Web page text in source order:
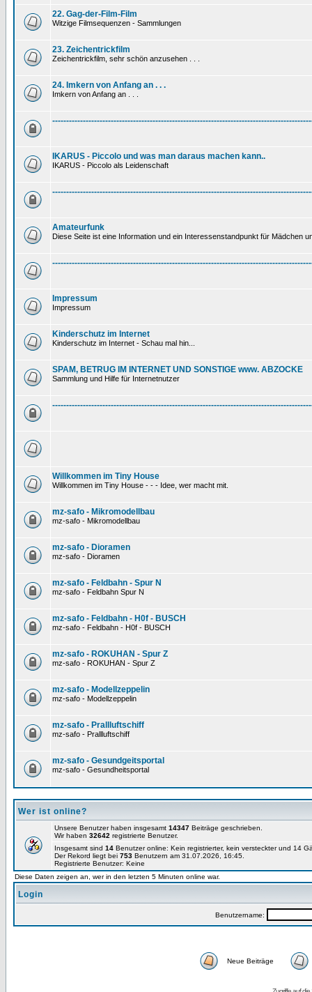
22. Gag-der-Film-Film
Witzige Filmsequenzen - Sammlungen
23. Zeichentrickfilm
Zeichentrickfilm, sehr schön anzusehen . . .
24. Imkern von Anfang an . . .
Imkern von Anfang an . . .
IKARUS - Piccolo und was man daraus machen kann..
IKARUS - Piccolo als Leidenschaft
Amateurfunk
Diese Seite ist eine Information und ein Interessenstandpunkt für Mädchen
Impressum
Impressum
Kinderschutz im Internet
Kinderschutz im Internet - Schau mal hin...
SPAM, BETRUG IM INTERNET UND SONSTIGE www. ABZOCKE
Sammlung und Hilfe für Internetnutzer
Willkommen im Tiny House
Willkommen im Tiny House - - - Idee, wer macht mit.
mz-safo - Mikromodellbau
mz-safo - Mikromodellbau
mz-safo - Dioramen
mz-safo - Dioramen
mz-safo - Feldbahn - Spur N
mz-safo - Feldbahn Spur N
mz-safo - Feldbahn - H0f - BUSCH
mz-safo - Feldbahn - H0f - BUSCH
mz-safo - ROKUHAN - Spur Z
mz-safo - ROKUHAN - Spur Z
mz-safo - Modellzeppelin
mz-safo - Modellzeppelin
mz-safo - Prallluftschiff
mz-safo - Prallluftschiff
mz-safo - Gesundgeitsportal
mz-safo - Gesundheitsportal
Wer ist online?
Unsere Benutzer haben insgesamt 14347 Beiträge geschrieben.
Wir haben 32642 registrierte Benutzer.
Insgesamt sind 14 Benutzer online: Kein registrierter, kein versteckter und 14
Der Rekord liegt bei 753 Benutzern am 31.07.2026, 16:45.
Registrierte Benutzer: Keine
Diese Daten zeigen an, wer in den letzten 5 Minuten online war.
Login
Benutzername:
Neue Beiträge